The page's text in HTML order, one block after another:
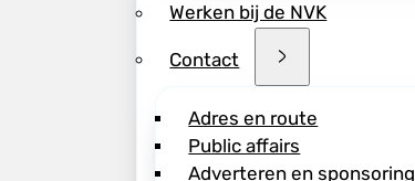
Werken bij de NVK
Contact
Adres en route
Public affairs
Adverteren en sponsoring